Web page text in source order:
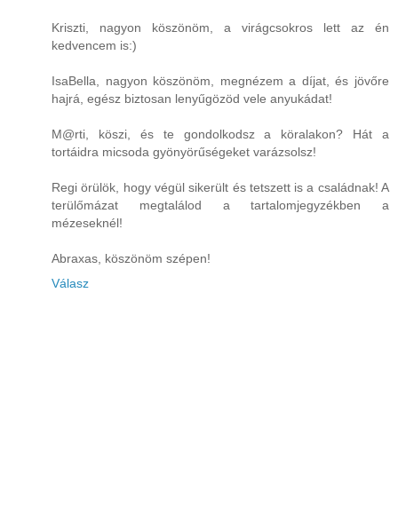
Kriszti, nagyon köszönöm, a virágcsokros lett az én
kedvencem is:)
IsaBella, nagyon köszönöm, megnézem a díjat, és jövőre
hajrá, egész biztosan lenyűgözöd vele anyukádat!
M@rti, köszi, és te gondolkodsz a köralakon? Hát a
tortáidra micsoda gyönyörűségeket varázsolsz!
Regi örülök, hogy végül sikerült és tetszett is a családnak! A
terülőmázat megtalálod a tartalomjegyzékben a
mézeseknél!
Abraxas, köszönöm szépen!
Válasz